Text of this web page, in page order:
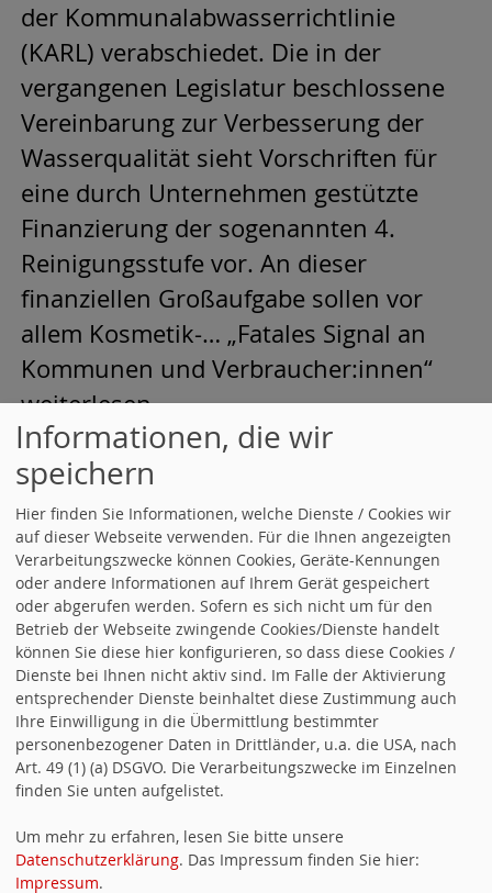
der Kommunalabwasserrichtlinie
(KARL) verabschiedet. Die in der
vergangenen Legislatur beschlossene
Vereinbarung zur Verbesserung der
Wasserqualität sieht Vorschriften für
eine durch Unternehmen gestützte
Finanzierung der sogenannten 4.
Reinigungsstufe vor. An dieser
finanziellen Großaufgabe sollen vor
allem Kosmetik-… „Fatales Signal an
Kommunen und Verbraucher:innen“
weiterlesen
18.06.2026 12:16Annika Klose zum
Arbeitszeitgesetz
Arbeitszeitgesetz: Flexibilisierung ist
keine Einbahnstraße Im
Koalitionsvertrag ist festgehalten, dass
die neue Arbeitszeitregelung keine
Ausweitung der Arbeitszeit gegen den
Willen der Beschäftigten sein darf, so
Annika Klose. „Wir haben im
Koalitionsvertrag explizit vereinbart,
dass eine solche Reform auch und
gerade im Sinne der Vereinbarkeit von
Familie und Beruf ausgestaltet werden
Informationen, die wir
speichern
Hier finden Sie Informationen, welche Dienste / Cookies wir
auf dieser Webseite verwenden. Für die Ihnen angezeigten
Verarbeitungszwecke können Cookies, Geräte-Kennungen
oder andere Informationen auf Ihrem Gerät gespeichert
oder abgerufen werden. Sofern es sich nicht um für den
Betrieb der Webseite zwingende Cookies/Dienste handelt
können Sie diese hier konfigurieren, so dass diese Cookies /
Dienste bei Ihnen nicht aktiv sind. Im Falle der Aktivierung
entsprechender Dienste beinhaltet diese Zustimmung auch
Ihre Einwilligung in die Übermittlung bestimmter
personenbezogener Daten in Drittländer, u.a. die USA, nach
Art. 49 (1) (a) DSGVO. Die Verarbeitungszwecke im Einzelnen
finden Sie unten aufgelistet.
Um mehr zu erfahren, lesen Sie bitte unsere
Datenschutzerklärung. Das Impressum finden Sie hier:
Impressum.